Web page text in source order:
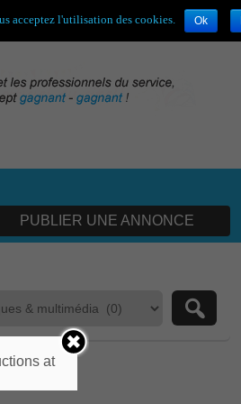
visiteur ![S'enregistrer|Connexion
PUBLIER UNE ANNONCE
acceptez l'utilisation des cookies. Ok
at